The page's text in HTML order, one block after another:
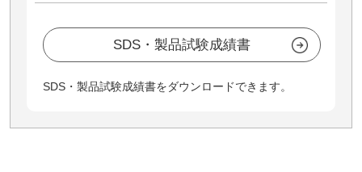
SDS・製品試験成績書
SDS・製品試験成績書をダウンロードできます。